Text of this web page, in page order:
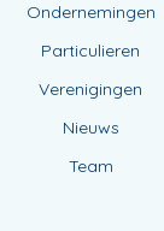
Ondernemingen
Particulieren
Verenigingen
Nieuws
Team